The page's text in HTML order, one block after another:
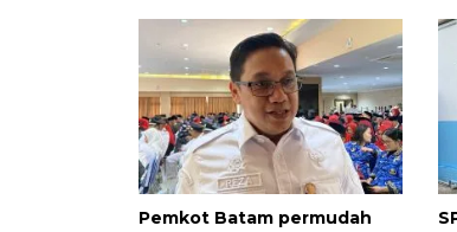
Pemkot Batam permudah